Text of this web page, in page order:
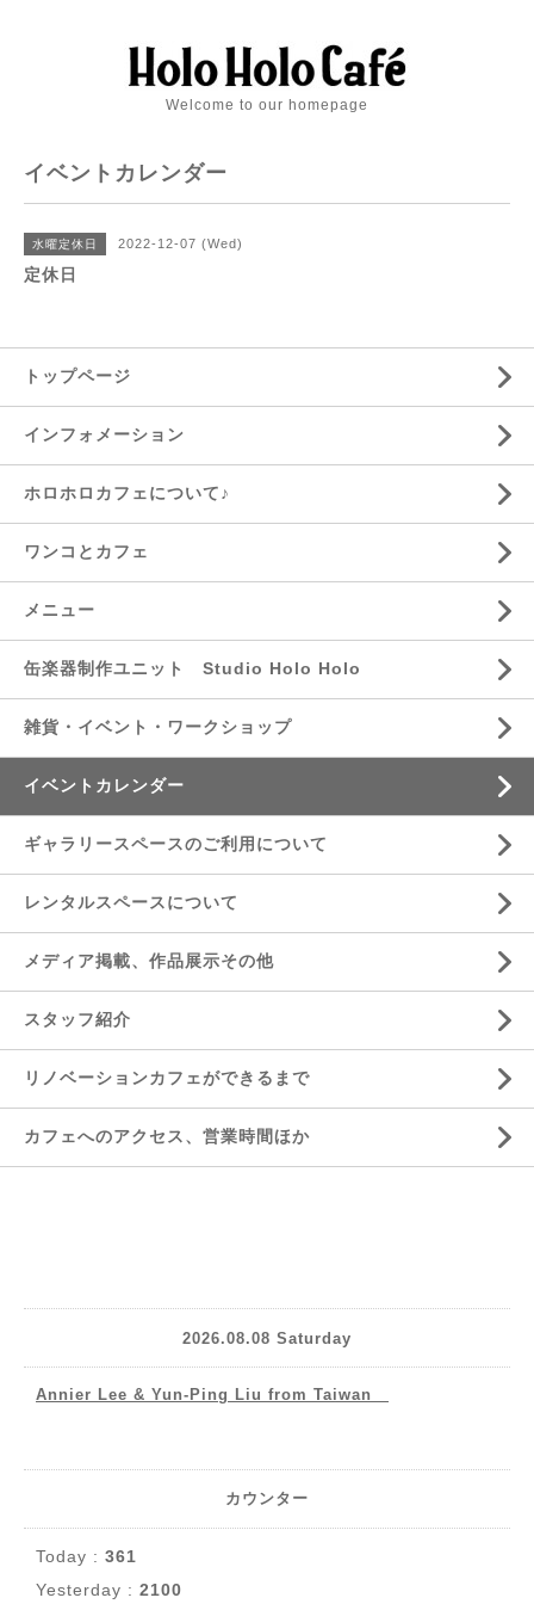
Welcome to our homepage
イベントカレンダー
水曜定休日 2022-12-07 (Wed)
定休日
トップページ
インフォメーション
ホロホロカフェについて♪
ワンコとカフェ
メニュー
缶楽器制作ユニット Studio Holo Holo
雑貨・イベント・ワークショップ
イベントカレンダー
ギャラリースペースのご利用について
レンタルスペースについて
メディア掲載、作品展示その他
スタッフ紹介
リノベーションカフェができるまで
カフェへのアクセス、営業時間ほか
2026.08.08 Saturday
Annier Lee & Yun-Ping Liu from Taiwan
カウンター
Today : 361
Yesterday : 2100